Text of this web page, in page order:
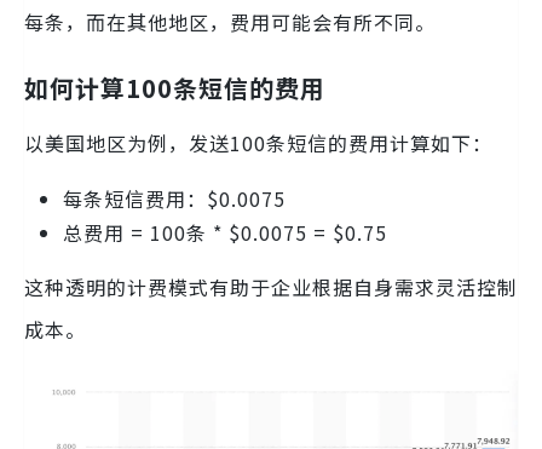
每条，而在其他地区，费用可能会有所不同。
如何计算100条短信的费用
以美国地区为例，发送100条短信的费用计算如下：
每条短信费用：$0.0075
总费用 = 100条 * $0.0075 = $0.75
这种透明的计费模式有助于企业根据自身需求灵活控制
成本。